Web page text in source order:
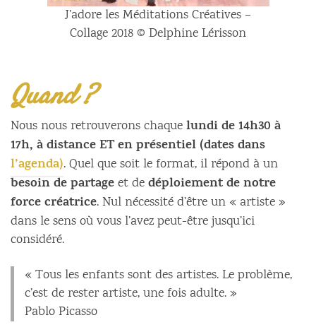
J’adore les Méditations Créatives –
Collage 2018 © Delphine Lérisson
Quand ?
Nous nous retrouverons chaquelundi de 14h30 à
17h, à distance ET en présentiel (dates dans
l’agenda). Quel que soit le format, il répond à un
besoin de partageet dedéploiement de notre
force créatrice. Nul nécessité d’être un « artiste »
dans le sens où vous l’avez peut-être jusqu’ici
considéré.
« Tous les enfants sont des artistes. Le problème,
c’est de rester artiste, une fois adulte. »
Pablo Picasso